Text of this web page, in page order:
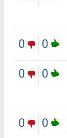
0
0
0
0
0
0